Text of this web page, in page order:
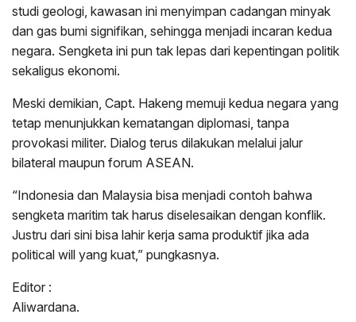
studi geologi, kawasan ini menyimpan cadangan minyak
dan gas bumi signifikan, sehingga menjadi incaran kedua
negara. Sengketa ini pun tak lepas dari kepentingan politik
sekaligus ekonomi.
Meski demikian, Capt. Hakeng memuji kedua negara yang
tetap menunjukkan kematangan diplomasi, tanpa
provokasi militer. Dialog terus dilakukan melalui jalur
bilateral maupun forum ASEAN.
“Indonesia dan Malaysia bisa menjadi contoh bahwa
sengketa maritim tak harus diselesaikan dengan konflik.
Justru dari sini bisa lahir kerja sama produktif jika ada
political will yang kuat,” pungkasnya.
Editor :
Aliwardana.